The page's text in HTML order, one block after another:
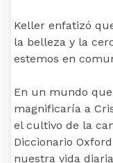
Keller enfatizó
la belleza y la
estemos en
En un mundo
magnificaría a
el cultivo de la
Diccionario
nuestra vida